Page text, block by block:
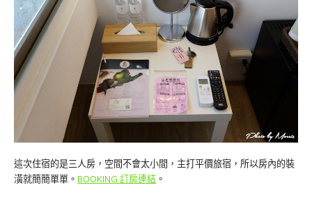
這次住宿的是三人房，空間不會太小間，主打平價旅宿，所以房內的裝
潢就簡簡單單。 BOOKING 訂房連結 。